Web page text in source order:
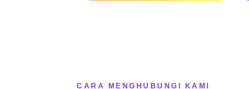
CARA MENGHUBUNGI KAMI